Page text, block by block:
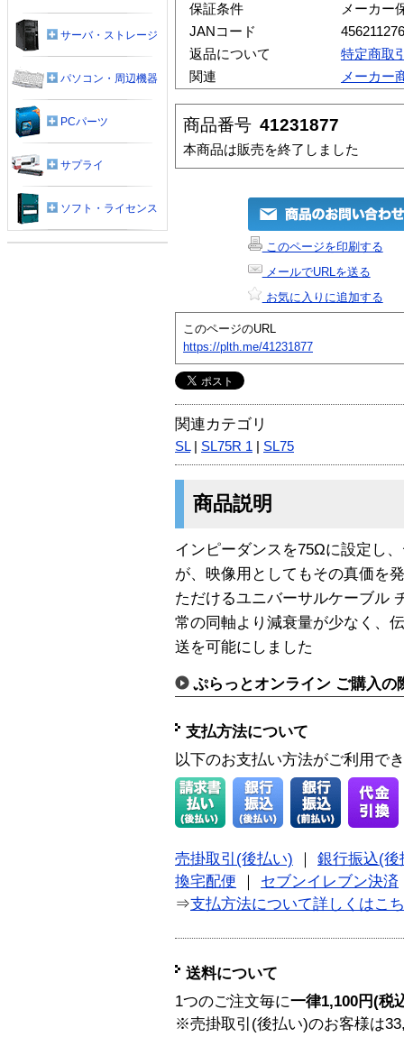
保証条件
メーカー
JANコード
返品について
特定商取
関連
メーカー
商品番号 41231877
本商品は販売を終了しました
このページを印刷する
メールでURLを送る
お気に入りに追加する
このページのURL
https://plth.me/41231877
関連カテゴリ
SL| SL75R 1 SL75
商品説明
インピーダンスを75Ωに設定し
が、映像用としてもその真価を
ただけるユニバーサルケーブル
常の同軸より減衰量が少なく、
送を可能にしました
ぷらっとオンライン ご購入の
支払方法について
以下のお支払い方法がご利用で
売掛取引(後払い)
銀行振込(後
換宅配便
セブンイレブン決済
⇒支払方法について詳しくはこ
送料について
1つのご注文毎に一律1,100円(税
※売掛取引(後払い)のお客様は
サーバ・ストレージ
パソコン・周辺機器
PCパーツ
サプライ
ソフト・ライセンス